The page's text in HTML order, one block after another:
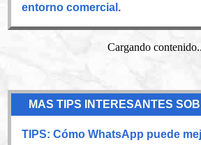
entorno comercial.
Cargando
MAS TIPS INTERESANTES
TIPS: Cómo WhatsApp puede